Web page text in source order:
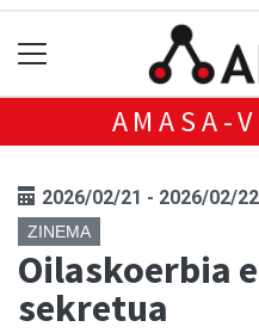
AMASA-
2026/02/21 - 2026/02/22
ZINEMA
Oilaskoerbia
sekretua